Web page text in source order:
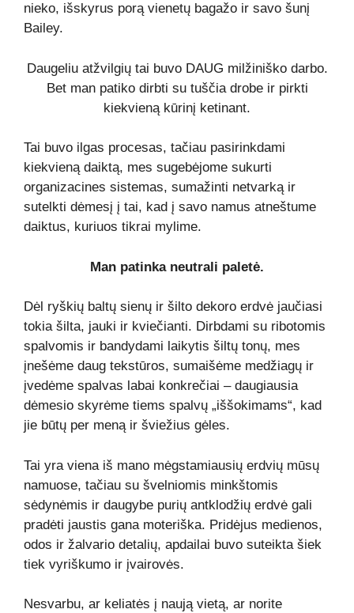
nieko, išskyrus porą vienetų bagažo ir savo šunį
Bailey.
Daugeliu atžvilgių tai buvo DAUG milžiniško darbo.
Bet man patiko dirbti su tuščia drobe ir pirkti
kiekvieną kūrinį ketinant.
Tai buvo ilgas procesas, tačiau pasirinkdami
kiekvieną daiktą, mes sugebėjome sukurti
organizacines sistemas, sumažinti netvarką ir
sutelkti dėmesį į tai, kad į savo namus atneštume
daiktus, kuriuos tikrai mylime.
Man patinka neutrali paletė.
Dėl ryškių baltų sienų ir šilto dekoro erdvė jaučiasi
tokia šilta, jauki ir kviečianti. Dirbdami su ribotomis
spalvomis ir bandydami laikytis šiltų tonų, mes
įnešėme daug tekstūros, sumaišėme medžiagų ir
įvedėme spalvas labai konkrečiai – daugiausia
dėmesio skyrėme tiems spalvų „iššokimams“, kad
jie būtų per meną ir šviežius gėles.
Tai yra viena iš mano mėgstamiausių erdvių mūsų
namuose, tačiau su švelniomis minkštomis
sėdynėmis ir daugybe purių antklodžių erdvė gali
pradėti jaustis gana moteriška. Pridėjus medienos,
odos ir žalvario detalių, apdailai buvo suteikta šiek
tiek vyriškumo ir įvairovės.
Nesvarbu, ar keliatės į naują vietą, ar norite